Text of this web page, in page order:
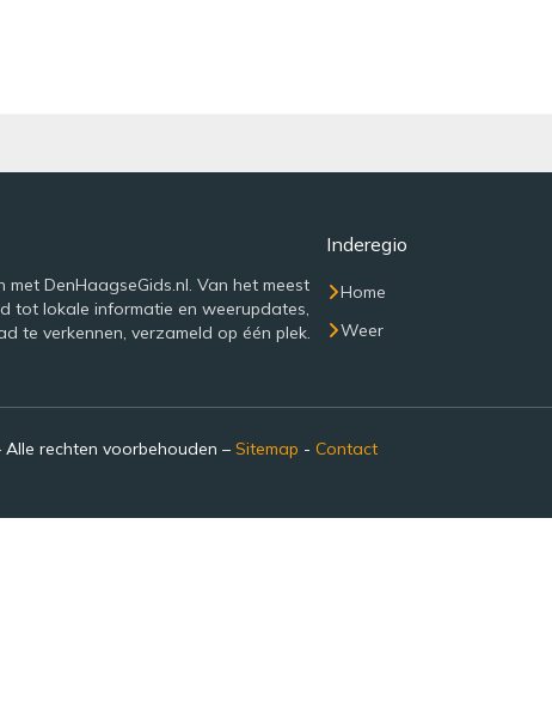
DenHaagseGids.nl. Van het meest
tot lokale informatie en weerupdates,
te verkennen, verzameld op één plek.
Inderegio
Home
Weer
rechten voorbehouden – Sitemap - Contact